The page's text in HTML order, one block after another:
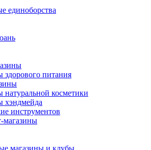
единоборства
здорового питания
натуральной косметики
хэндмейда
инструментов
магазины
магазины и клубы